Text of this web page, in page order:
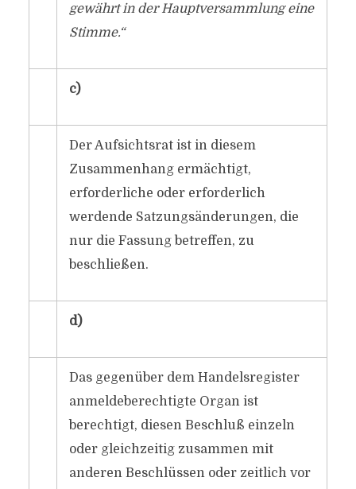
gewährt in der Hauptversammlung eine
Stimme.“
c)
Der Aufsichtsrat ist in diesem
Zusammenhang ermächtigt,
erforderliche oder erforderlich
werdende Satzungsänderungen, die
nur die Fassung betreffen, zu
beschließen.
d)
Das gegenüber dem Handelsregister
anmeldeberechtigte Organ ist
berechtigt, diesen Beschluß einzeln
oder gleichzeitig zusammen mit
anderen Beschlüssen oder zeitlich vor